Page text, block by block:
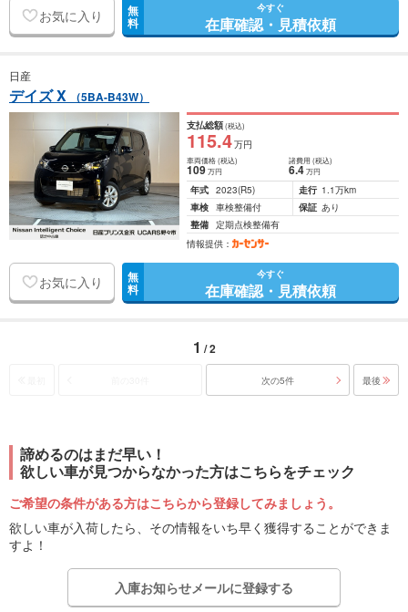
お気に入り 無
料
今すぐ
在庫確認・見積依頼
日産
デイズ X （5BA-B43W）
支払総額(税込)
115.4万円
車両価格(税込)
109万円
諸費用 (税込)
6.4 万円
年式 2023(R5) 走行 1.1万km
車検 車検整備付 保証 あり
整備 定期点検整備有
情報提供：
お気に入り 無
料
今すぐ
在庫確認・見積依頼
1 / 2
次の5件 最後
諦めるのはまだ早い！
欲しい車が見つからなかった方はこちらをチェック
ご希望の条件がある方はこちらから登録してみましょう。
欲しい車が入荷したら、その情報をいち早く獲得することができま
すよ！
入庫お知らせメールに登録する